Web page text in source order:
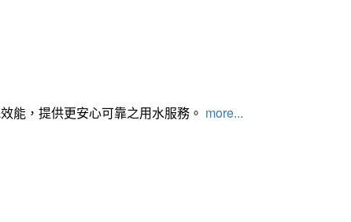
能，提供更安心可靠之用水服務。 more...